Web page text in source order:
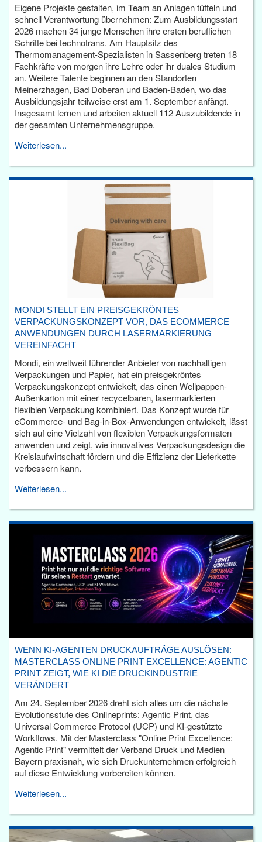
Eigene Projekte gestalten, im Team an Anlagen tüfteln und
schnell Verantwortung übernehmen: Zum Ausbildungsstart
2026 machen 34 junge Menschen ihre ersten beruflichen
Schritte bei technotrans. Am Hauptsitz des
Thermomanagement-Spezialisten in Sassenberg treten 18
Fachkräfte von morgen ihre Lehre oder ihr duales Studium
an. Weitere Talente beginnen an den Standorten
Meinerzhagen, Bad Doberan und Baden-Baden, wo das
Ausbildungsjahr teilweise erst am 1. September anfängt.
Insgesamt lernen und arbeiten aktuell 112 Auszubildende in
der gesamten Unternehmensgruppe.
Weiterlesen...
MONDI STELLT EIN PREISGEKRÖNTES
VERPACKUNGSKONZEPT VOR, DAS ECOMMERCE
ANWENDUNGEN DURCH LASERMARKIERUNG
VEREINFACHT
Mondi, ein weltweit führender Anbieter von nachhaltigen
Verpackungen und Papier, hat ein preisgekröntes
Verpackungskonzept entwickelt, das einen Wellpappen-
Außenkarton mit einer recycelbaren, lasermarkierten
flexiblen Verpackung kombiniert. Das Konzept wurde für
eCommerce- und Bag-in-Box-Anwendungen entwickelt, lässt
sich auf eine Vielzahl von flexiblen Verpackungsformaten
anwenden und zeigt, wie innovatives Verpackungsdesign die
Kreislaufwirtschaft fördern und die Effizienz der Lieferkette
verbessern kann.
Weiterlesen...
WENN KI-AGENTEN DRUCKAUFTRÄGE AUSLÖSEN:
MASTERCLASS ONLINE PRINT EXCELLENCE: AGENTIC
PRINT ZEIGT, WIE KI DIE DRUCKINDUSTRIE
VERÄNDERT
Am 24. September 2026 dreht sich alles um die nächste
Evolutionsstufe des Onlineprints: Agentic Print, das
Universal Commerce Protocol (UCP) und KI-gestützte
Workflows. Mit der Masterclass "Online Print Excellence:
Agentic Print" vermittelt der Verband Druck und Medien
Bayern praxisnah, wie sich Druckunternehmen erfolgreich
auf diese Entwicklung vorbereiten können.
Weiterlesen...